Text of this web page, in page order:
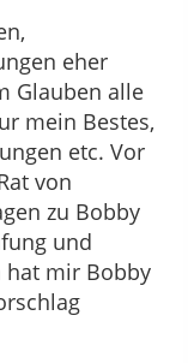
eher
Glauben alle
mein Bestes,
etc. Vor
von
zu Bobby
und
hat mir Bobby